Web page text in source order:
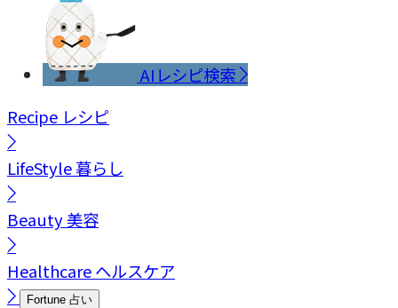
AIレシピ検索
Recipe レシピ
LifeStyle暮らし
Beauty美容
Healthcareヘルスケア
Fortune 占い